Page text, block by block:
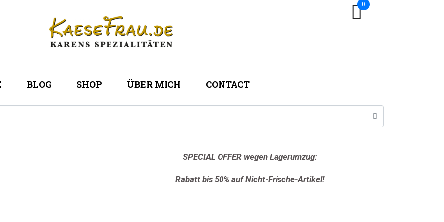
0
BLOG SHOP ÜBER MICH CONTACT
SPECIAL OFFER wegen Lagerumzug:
Rabatt bis 50% auf Nicht-Frische-Artikel!